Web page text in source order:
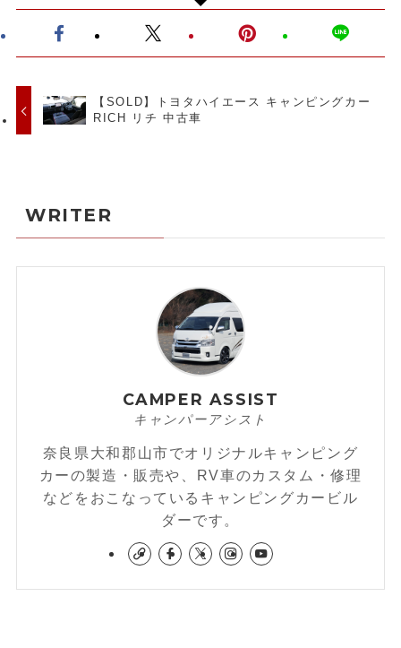
【SOLD】トヨタハイエース キャンピングカー
RICH リチ 中古車
WRITER
CAMPER ASSIST
キャンパーアシスト
奈良県大和郡山市でオリジナルキャンピング
カーの製造・販売や、RV車のカスタム・修理
などをおこなっているキャンピングカービル
ダーです。